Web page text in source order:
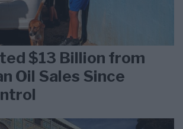
$13 Billion from
Oil Sales Since